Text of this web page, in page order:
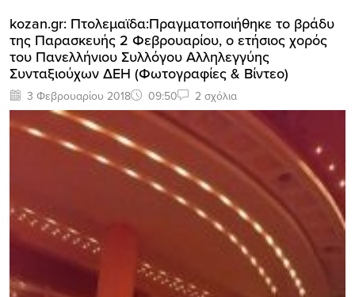
kozan.gr: Πτολεμαϊδα:Πραγματοποιήθηκε το βράδυ
της Παρασκευής 2 Φεβρουαρίου, ο ετήσιος χορός
του Πανελλήνιου Συλλόγου Αλληλεγγύης
Συνταξιούχων ΔΕΗ (Φωτογραφίες & Βίντεο)
3 Φεβρουαρίου 2018 09:50 2 σχόλια